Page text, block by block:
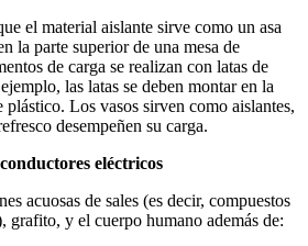
el material aislante sirve como un asa
la parte superior de una mesa de
de carga se realizan con latas de
las latas se deben montar en la
plástico. Los vasos sirven como aislantes,
desempeñen su carga.
eléctricos
acuosas de sales (es decir, compuestos
grafito, y el cuerpo humano además de: